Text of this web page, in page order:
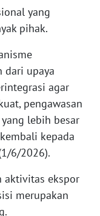
BUMN Ekspor
reformasi
pihak.
dari upaya
agar
pengawasan
lebih besar
6/2026).
ekspor